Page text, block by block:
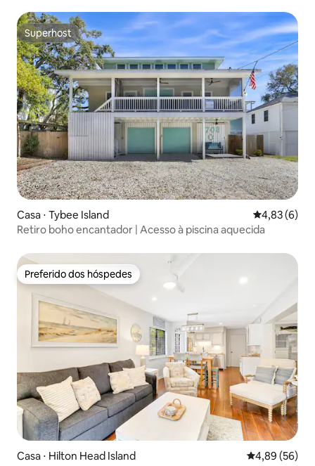
Superhost
Superhost
Casa ⋅ Tybee Island 4,83 de uma
4,83 (6)
Retiro boho encantador | Acesso à piscina aquecida
Preferido dos hóspedes
Preferido dos hóspedes
Casa ⋅ Hilton Head Island 4,89 de uma
4,89 (56)